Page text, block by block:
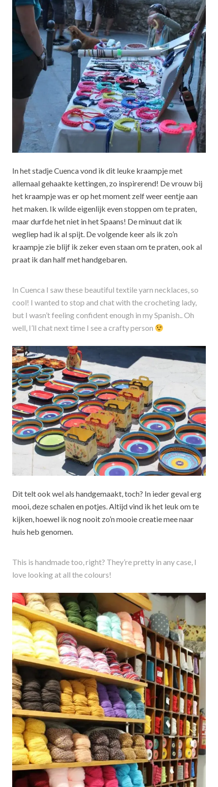
In het stadje Cuenca vond ik dit leuke kraampje met
allemaal gehaakte kettingen, zo inspirerend! De vrouw bij
het kraampje was er op het moment zelf weer eentje aan
het maken. Ik wilde eigenlijk even stoppen om te praten,
maar durfde het niet in het Spaans! De minuut dat ik
wegliep had ik al spijt. De volgende keer als ik zo’n
kraampje zie blijf ik zeker even staan om te praten, ook al
praat ik dan half met handgebaren.
In Cuenca I saw these beautiful textile yarn necklaces, so
cool! I wanted to stop and chat with the crocheting lady,
but I wasn’t feeling confident enough in my Spanish.. Oh
well, I’ll chat next time I see a crafty person
Dit telt ook wel als handgemaakt, toch? In ieder geval erg
mooi, deze schalen en potjes. Altijd vind ik het leuk om te
kijken, hoewel ik nog nooit zo’n mooie creatie mee naar
huis heb genomen.
This is handmade too, right? They’re pretty in any case, I
love looking at all the colours!